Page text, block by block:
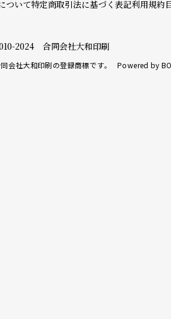
ついて特定商取引法に基づく表記利用規約
2024 合同会社大和印刷
同会社大和印刷の登録商標です。 Powered by